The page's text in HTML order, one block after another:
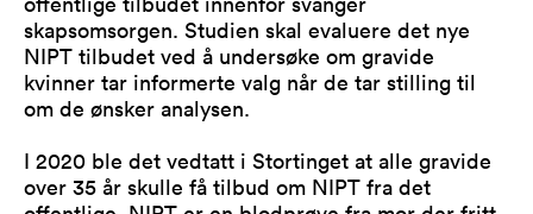
skapsomsorgen. Studien skal evaluere det nye
NIPT tilbudet ved å undersøke om gravide
kvinner tar informerte valg når de tar stilling til
om de ønsker analysen.
I 2020 ble det vedtatt i Stortinget at alle gravide
over 35 år skulle få tilbud om NIPT fra det